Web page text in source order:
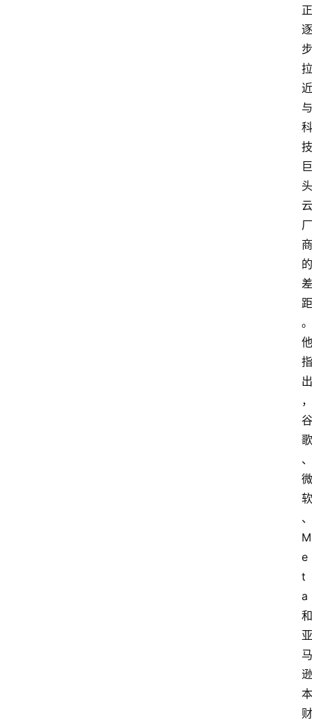
正
逐
步
拉
近
与
科
技
巨
头
云
厂
商
的
差
距
。
他
指
出
，
谷
歌
、
微
软
、
M
e
t
a
和
亚
马
逊
本
财